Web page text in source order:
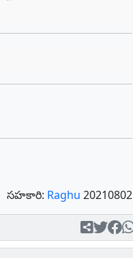
సహకారి: Raghu 20210802